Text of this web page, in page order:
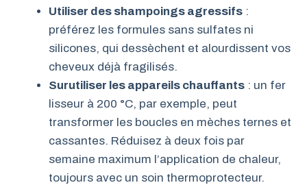
Utiliser des shampoings agressifs :
préférez les formules sans sulfates ni
silicones, qui dessèchent et alourdissent vos
cheveux déjà fragilisés.
Surutiliser les appareils chauffants : un fer
lisseur à 200 °C, par exemple, peut
transformer les boucles en mèches ternes et
cassantes. Réduisez à deux fois par
semaine maximum l’application de chaleur,
toujours avec un soin thermoprotecteur.